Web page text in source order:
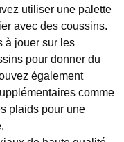
utiliser une palette
avec des coussins.
à jouer sur les
pour donner du
également
comme
plaids pour une